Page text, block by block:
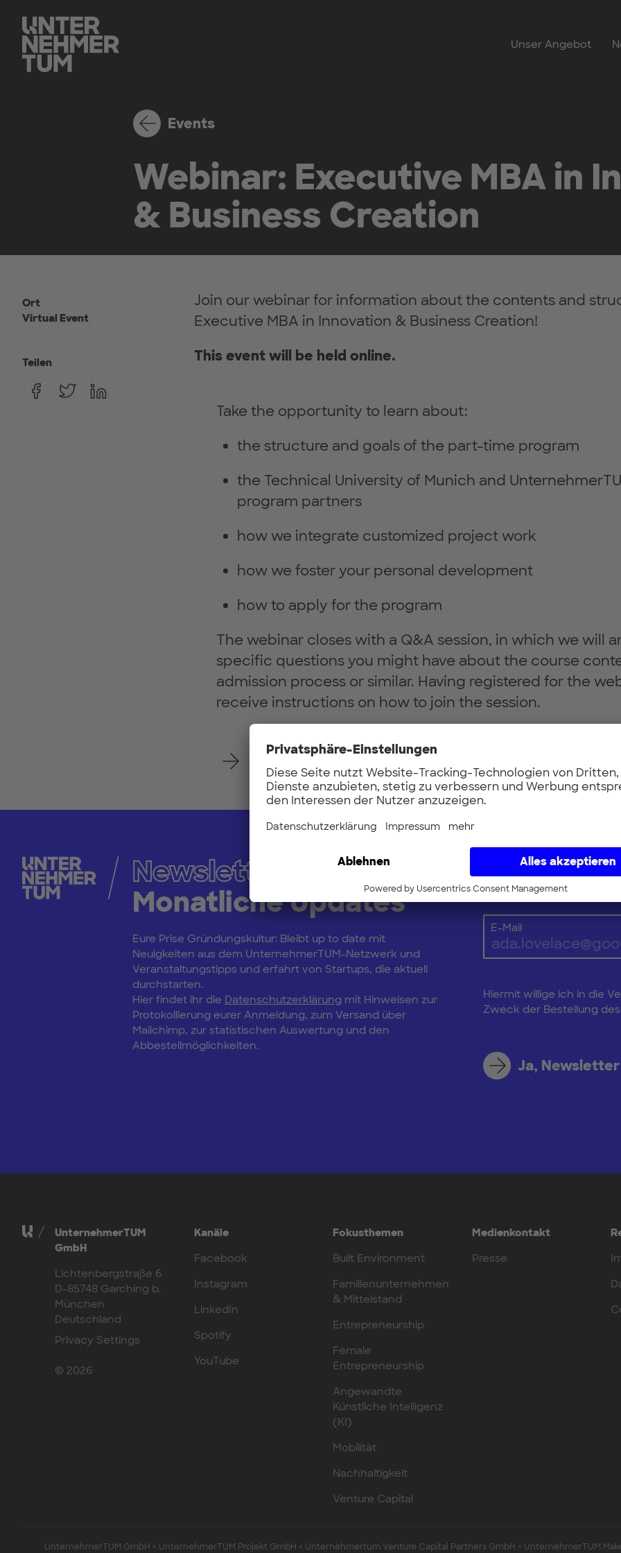
Unser Angebot
Events
Webinar: Executive MBA in
& Business Creation
Ort
Virtual Event
Teilen
Join our webinar for information about the contents and
Executive MBA in Innovation & Business Creation!
This event will be held online.
Take the opportunity to learn about:
the structure and goals of the part-time program
the Technical University of Munich and
program partners
how we integrate customized project work
how we foster your personal development
how to apply for the program
The webinar closes with a Q&A session, in which we will
specific questions you might have about the course
admission process or similar. Having registered for the
receive instructions on how to join the session.
Register Now
Newsletter
Monatliche Updates
Eure Prise Gründungskultur: Bleibt up to date mit
Neuigkeiten aus dem UnternehmerTUM-Netzwerk und
Veranstaltungstipps und erfahrt von Startups, die aktuell
durchstarten.
Hier findet ihr die Datenschutzerklärung mit Hinweisen zur
Protokollierung eurer Anmeldung, zum Versand über
Mailchimp, zur statistischen Auswertung und den
Abbestellmöglichkeiten.
Vorname
E-Mail
Hiermit willige ich in die
Zweck der Bestellung
Ja,
UnternehmerTUM
GmbH
Lichtenbergstraße 6
D-85748 Garching b.
München
Deutschland
Privacy Settings
© 2026
Kanäle
Facebook
Instagram
LinkedIn
Spotify
YouTube
Fokusthemen
Built Environment
Familienunternehmen
& Mittelstand
Entrepreneurship
Female
Entrepreneurship
Angewandte
Künstliche Intelligenz
(KI)
Mobilität
Nachhaltigkeit
Venture Capital
Medienkontakt
Presse
UnternehmerTUM GmbH × UnternehmerTUM Projekt GmbH × Unternehmertum Venture Capital Partners GmbH × UnternehmerTUM